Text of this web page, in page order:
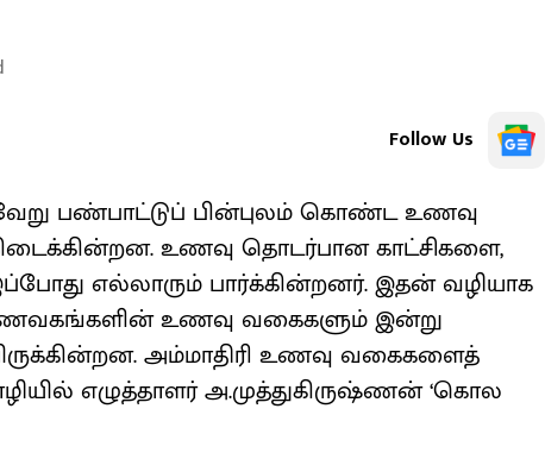
Follow Us
பண்பாட்டுப் பின்புலம் கொண்ட உணவு
உணவு தொடர்பான காட்சிகளை,
எல்லாரும் பார்க்கின்றனர். இதன் வழியாக
உணவு வகைகளும் இன்று
அம்மாதிரி உணவு வகைகளைத்
எழுத்தாளர் அ.முத்துகிருஷ்ணன் ‘கொல